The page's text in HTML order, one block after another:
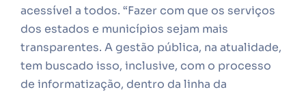
acessível a todos. “Fazer com que os serviços
dos estados e municípios sejam mais
transparentes. A gestão pública, na atualidade,
tem buscado isso, inclusive, com o processo
de informatização, dentro da linha da